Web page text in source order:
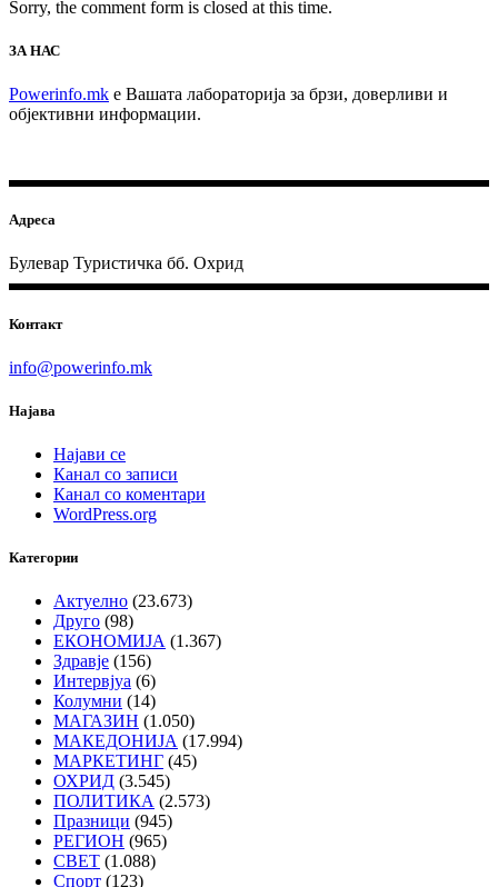
Sorry, the comment form is closed at this time.
ЗА НАС
Powerinfo.mk e Вашата лабораторија за брзи, доверливи и
објективни информации.
Адреса
Булевар Туристичка бб. Охрид
Контакт
info@powerinfo.mk
Најава
Најави се
Канал со записи
Канал со коментари
WordPress.org
Категории
Актуелно (23.673)
Друго (98)
ЕКОНОМИЈА (1.367)
Здравје (156)
Интервјуа (6)
Колумни (14)
МАГАЗИН (1.050)
МАКЕДОНИЈА (17.994)
МАРКЕТИНГ (45)
ОХРИД (3.545)
ПОЛИТИКА (2.573)
Празници (945)
РЕГИОН (965)
СВЕТ (1.088)
Спорт (123)